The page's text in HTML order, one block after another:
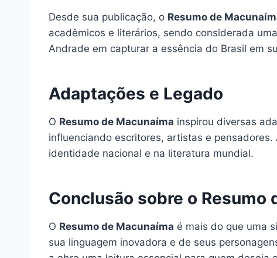
Desde sua publicação, o Resumo de
acadêmicos e literários, sendo considerada
Andrade em capturar a essência do Brasil em
Adaptações e Legado
O Resumo de Macunaíma inspirou diversas
influenciando escritores, artistas e
identidade nacional e na literatura mundial.
Conclusão sobre o Resumo
O Resumo de Macunaíma é mais do que uma
sua linguagem inovadora e de seus